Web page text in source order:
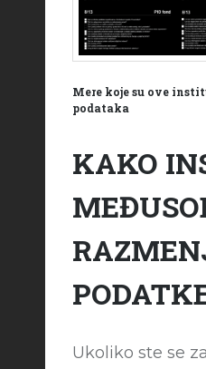
Mere koje su ove
podataka
KAKO
Ukoliko ste se